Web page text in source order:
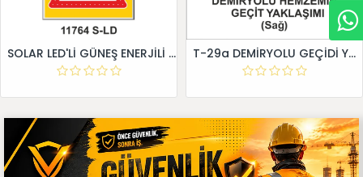
SOLAR LED'Lİ GÜNEŞ ENERJİLİ LEVHA T-29a DEMİRYOLU GEÇİDİ YAKLAŞIM LEVHALARI (Sağ)